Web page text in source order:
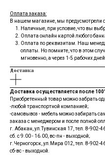
Оплата заказа:
В нашем магазине, мы предусмотрели
Наличные, при условие, что вы
Оплата онлайн картой любого
Оплата по реквизитам. Наш
оплаты. Но помните, что в этом
мгновенно, а через 1-5 рабочих дней.
Доставка
Доставка осуществляется после
Приобретенный товар можно забрать
-любой транспортной компанией;
-самовывоз - мебель можно забирать
заказа с менеджером и после полной
г. Абакан, ул.Тувинская 17, тел. 8-902-
сб. с 9.00 - 16.00, вс-пн - выходной;
г.Черногорск, ул.Мира 012, тел. 8-902-
сб-вс - выходной.